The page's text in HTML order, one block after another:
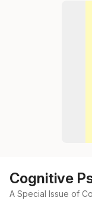
Cognitive
A Special Issue of